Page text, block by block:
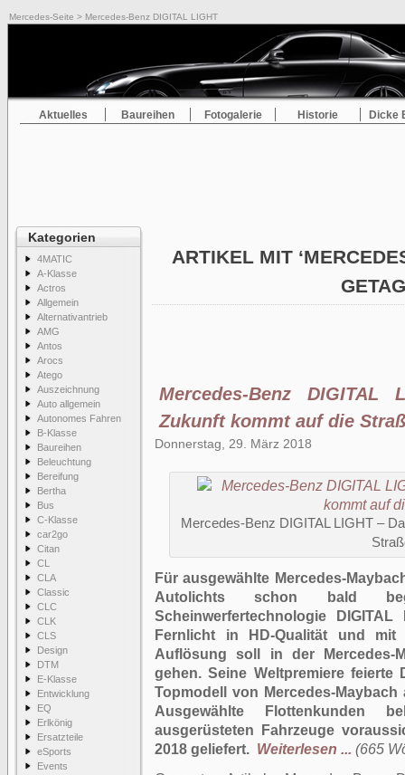
Mercedes-Seite > Mercedes-Benz DIGITAL LIGHT
Aktuelles Baureihen Fotogalerie Historie Dicke
Kategorien
4MATIC
A-Klasse
Actros
Allgemein
Alternativantrieb
AMG
Antos
Arocs
Atego
Auszeichnung
Auto allgemein
Autonomes Fahren
B-Klasse
Baureihen
Beleuchtung
Bereifung
Bertha
Bus
C-Klasse
car2go
Citan
CL
CLA
Classic
CLC
CLK
CLS
Design
DTM
E-Klasse
Entwicklung
EQ
Erlkönig
Ersatzteile
eSports
Events
ARTIKEL MIT
Mercedes-Benz
Zukunft kommt auf die
Donnerstag, 29. März 2018
Mercedes-Benz DIGITAL LIGHT –
Für ausgewählte Mercedes-
Autolichts schon bald
Scheinwerfertechnologie
Fernlicht in HD-Qualität und
Auflösung soll in der Mercedes-
gehen. Seine Weltpremiere feierte
Topmodell von Mercedes-
Ausgewählte Flottenkunden
ausgerüsteten Fahrzeuge
2018 geliefert. Weiterlesen ... (665